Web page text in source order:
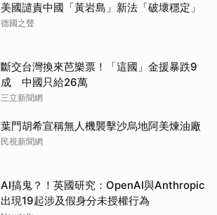
美國譴責中國「黃岩島」新法「破壞穩定」
德國之聲
斷交台灣換來芭樂票！「這國」金援暴跌9
成 中國只給26萬
三立新聞網
葉門胡希宣稱無人機襲擊沙烏地阿美煉油廠
民視新聞網
AI搞鬼？！英國研究：OpenAI與Anthropic
出現19起涉及假身分未授權行為